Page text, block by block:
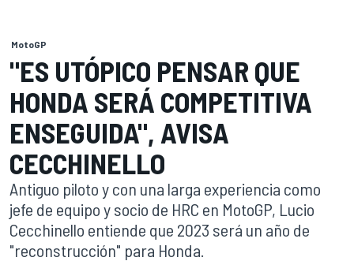
MotoGP
"ES UTÓPICO PENSAR QUE
HONDA SERÁ COMPETITIVA
ENSEGUIDA", AVISA
CECCHINELLO
Antiguo piloto y con una larga experiencia como
jefe de equipo y socio de HRC en MotoGP, Lucio
Cecchinello entiende que 2023 será un año de
"reconstrucción" para Honda.